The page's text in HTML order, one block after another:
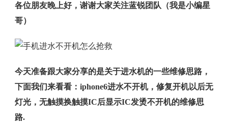
各位朋友晚上好，谢谢大家关注蓝锐团队（我是小编星
哥）
今天准备跟大家分享的是关于进水机的一些维修思路，
下面我们来看看：iphone6进水不开机，修复开机以后无
灯光，无触摸换触摸IC后显示IC发烫不开机的维修思
路.